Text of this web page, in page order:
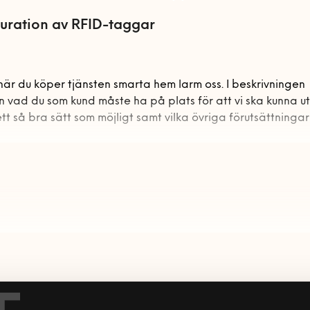
av RFID-taggar
du köper tjänsten smarta hem larm oss. I beskrivningen
vad du som kund måste ha på plats för att vi ska kunna
så bra sätt som möjligt samt vilka övriga förutsättningar
av din Smarta hem larm